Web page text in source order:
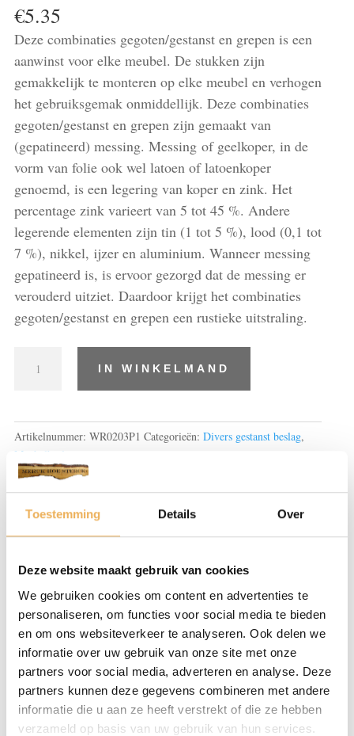
Toestemming Details Over
Deze website maakt gebruik van cookies
We gebruiken cookies om content en advertenties te
personaliseren, om functies voor social media te bieden
en om ons websiteverkeer te analyseren. Ook delen we
informatie over uw gebruik van onze site met onze
partners voor social media, adverteren en analyse. Deze
partners kunnen deze gegevens combineren met andere
informatie die u aan ze heeft verstrekt of die ze hebben
verzameld op basis van uw gebruik van hun services.
€5.35
Deze combinaties gegoten/gestanst en grepen is een
aanwinst voor elke meubel. De stukken zijn
gemakkelijk te monteren op elke meubel en verhogen
het gebruiksgemak onmiddellijk. Deze combinaties
gegoten/gestanst en grepen zijn gemaakt van
(gepatineerd) messing. Messing of geelkoper, in de
vorm van folie ook wel latoen of latoenkoper
genoemd, is een legering van koper en zink. Het
percentage zink varieert van 5 tot 45 %. Andere
legerende elementen zijn tin (1 tot 5 %), lood (0,1 tot
7 %), nikkel, ijzer en aluminium. Wanneer messing
gepatineerd is, is ervoor gezorgd dat de messing er
verouderd uitziet. Daardoor krijgt het combinaties
gegoten/gestanst en grepen een rustieke uitstraling.
gegoten/gestanst
IN WINKELMAND
Artikelnummer: WR0203P1 Categorieën: Divers gestanst beslag,
Meubelbeslag
Beoordelingen (0)
BEOORDELINGEN
Er zijn nog geen beoordelingen.
Wees de eerste om “Combinaties gegoten/gestanst en
grepen” te beoordelen
Je e-mailadres wordt niet gepubliceerd.
Vereiste velden zijn gemarkeerd met*